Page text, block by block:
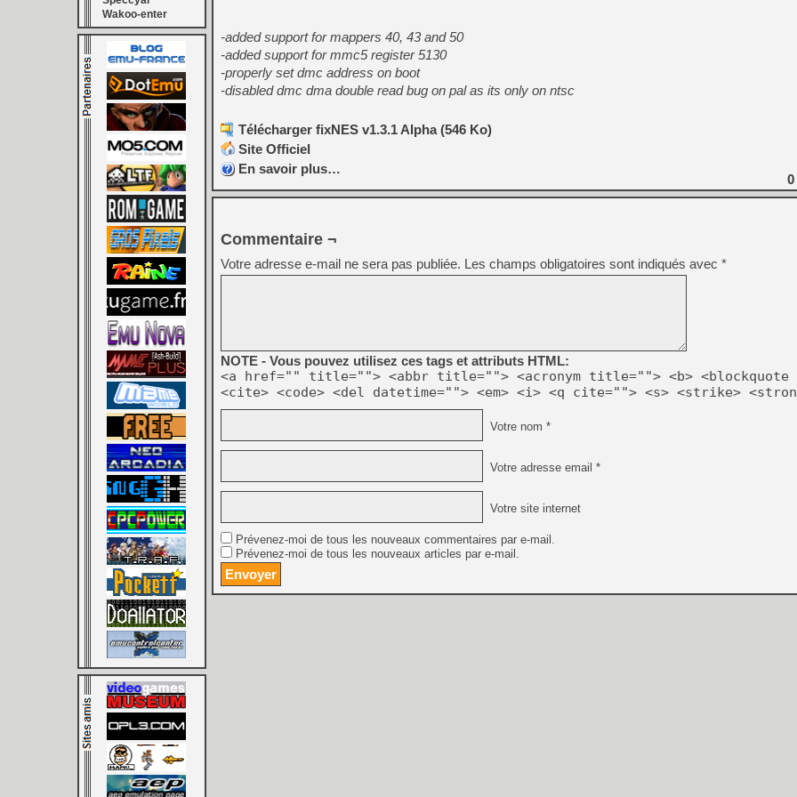
[GK] Déjà des
[Mo5] Brickboy cherche à
[GK] Minecraft et ses «
[GK] Beast of
[GK] Mémoire cash -
[GK] Dan Houser (GTA)
[GK] Comment EA Sports
[GK] Crimson Moon : un
[GK] Isle of Reveries : le
[GK] Moonlighter 2 : The
[GK] Capcom relance
[Mo5] Deux inédits du
[GK] Le beat'em up The
[LTF] Eté 2026 - Séquence 6
Wakoo-enter
-added support for mappers 40, 43 and 50
-added support for mmc5 register 5130
-properly set dmc address on boot
-disabled dmc dma double read bug on pal as its only on ntsc
Télécharger fixNES v1.3.1 Alpha (546 Ko)
Site Officiel
En savoir plus…
0
Commentaire ¬
Votre adresse e-mail ne sera pas publiée. Les champs obligatoires sont indiqués avec *
NOTE - Vous pouvez utilisez ces tags et attributs HTML:
<a href="" title=""> <abbr title=""> <acronym title=""> <b> <blockquote
<cite> <code> <del datetime=""> <em> <i> <q cite=""> <s> <strike>
Votre nom *
Votre adresse email *
Votre site internet
Prévenez-moi de tous les nouveaux commentaires par e-mail.
Prévenez-moi de tous les nouveaux articles par e-mail.